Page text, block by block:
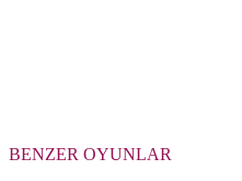
BENZER OYUNLAR